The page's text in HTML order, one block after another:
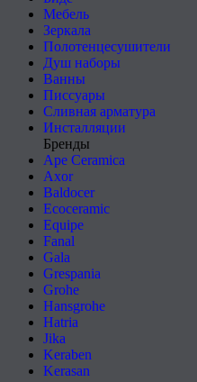
Мебель
Зеркала
Полотенцесушители
Душ наборы
Ванны
Писсуары
Сливная арматура
Инсталляции
Бренды
Ape Ceramica
Axor
Baldocer
Ecoceramic
Equipe
Fanal
Gala
Grespania
Grohe
Hansgrohe
Hatria
Jika
Keraben
Kerasan